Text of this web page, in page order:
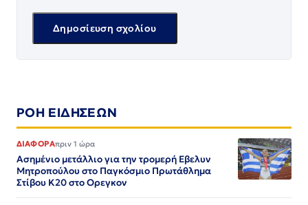
ΡΟΗ ΕΙΔΗΣΕΩΝ
ΔΙΑΦΟΡΑπριν 1 ώρα
Ασημένιο μετάλλιο για την τρομερή Εβελυν
Μητροπούλου στο Παγκόσμιο Πρωτάθλημα
Στίβου Κ20 στο Ορεγκον